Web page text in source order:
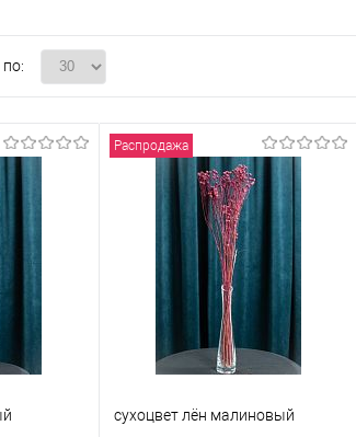
Распродажа
сухоцвет лён малиновый